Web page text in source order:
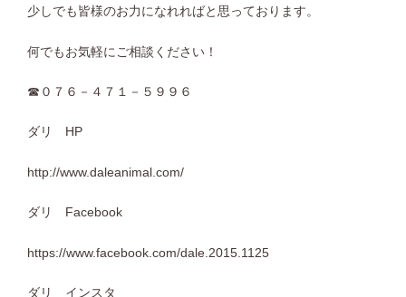
少しでも皆様のお力になれればと思っております。
何でもお気軽にご相談ください！
☎０７６－４７１－５９９６
ダリ HP
http://www.daleanimal.com/
ダリ Facebook
https://www.facebook.com/dale.2015.1125
ダリ インスタ